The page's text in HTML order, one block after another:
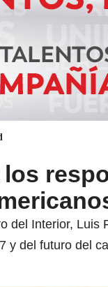
los
del Interior,
y del futuro del